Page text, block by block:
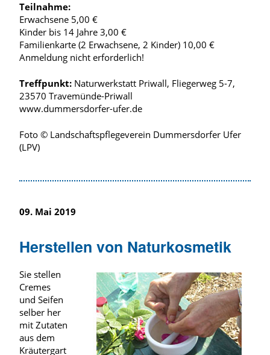
Teilnahme:
Erwachsene 5,00 €
Kinder bis 14 Jahre 3,00 €
Familienkarte (2 Erwachsene, 2 Kinder) 10,00 €
Anmeldung nicht erforderlich!
Treffpunkt: Naturwerkstatt Priwall, Fliegerweg 5-7,
23570 Travemünde-Priwall
www.dummersdorfer-ufer.de
Foto © Landschaftspflegeverein Dummersdorfer Ufer
(LPV)
09. Mai 2019
Herstellen von Naturkosmetik
Sie stellen
Cremes
und Seifen
selber her
mit Zutaten
aus dem
Kräutergart